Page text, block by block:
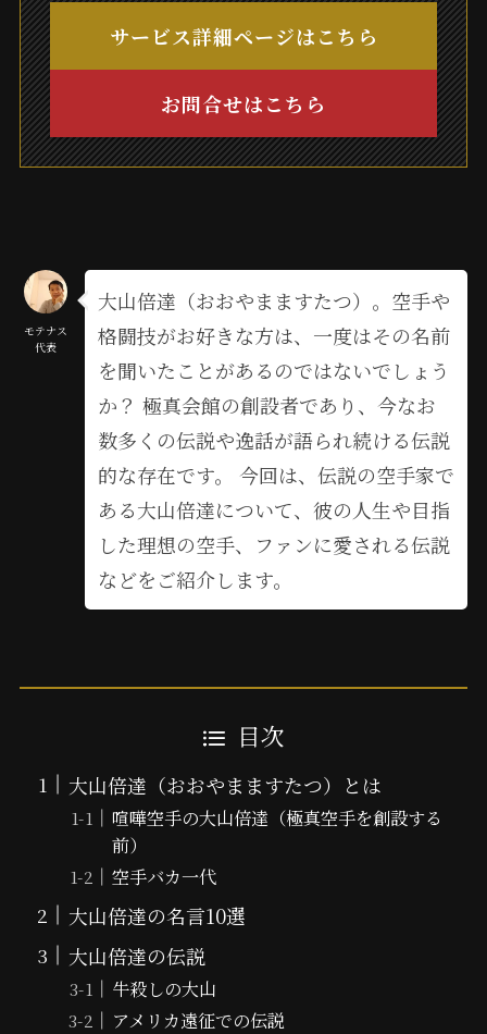
サービス詳細ページはこちら
お問合せはこちら
モテナス
代表
大山倍達（おおやまますたつ）。空手や
格闘技がお好きな方は、一度はその名前
を聞いたことがあるのではないでしょう
か？ 極真会館の創設者であり、今なお
数多くの伝説や逸話が語られ続ける伝説
的な存在です。 今回は、伝説の空手家で
ある大山倍達について、彼の人生や目指
した理想の空手、ファンに愛される伝説
などをご紹介します。
目次
大山倍達（おおやまますたつ）とは
喧嘩空手の大山倍達（極真空手を創設する
前）
空手バカ一代
大山倍達の名言10選
大山倍達の伝説
牛殺しの大山
アメリカ遠征での伝説